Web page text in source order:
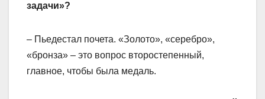
задачи»?
– Пьедестал почета. «Золото», «серебро»,
«бронза» – это вопрос второстепенный,
главное, чтобы была медаль.